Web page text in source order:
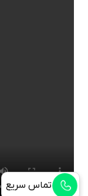
تماس سریع